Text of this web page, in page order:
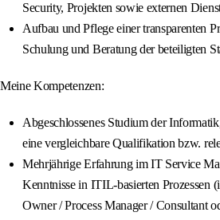
Security, Projekten sowie externen
Aufbau und Pflege einer transparenten
Schulung und Beratung der beteiligten
Meine Kompetenzen:
Abgeschlossenes Studium der
eine vergleichbare Qualifikation bzw.
Mehrjährige Erfahrung im IT Service
Kenntnisse in ITIL-basierten Prozessen
Owner / Process Manager / Consultant